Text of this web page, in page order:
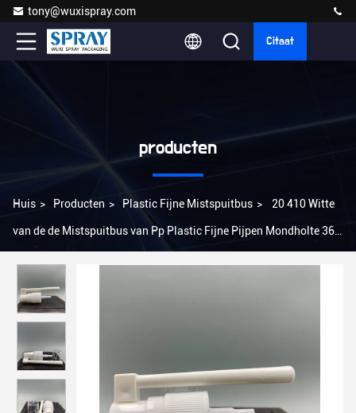
tony@wuxispray.com
Citaat
producten
Huis > Producten > Plastic Fijne Mistspuitbus > 20 410 Witte
van de de Mistspuitbus van Pp Plastic Fijne Pijpen Mondholte 360